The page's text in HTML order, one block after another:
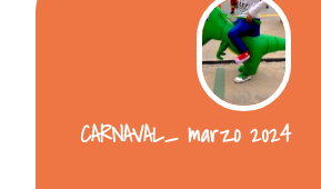
CARNAVAL_ marzo 2024